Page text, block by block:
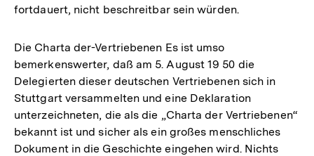
fortdauert, nicht beschreitbar sein würden.
Die Charta der-Vertriebenen Es ist umso
bemerkenswerter, daß am 5. August 19 50 die
Delegierten dieser deutschen Vertriebenen sich in
Stuttgart versammelten und eine Deklaration
unterzeichneten, die als die „Charta der Vertriebenen“
bekannt ist und sicher als ein großes menschliches
Dokument in die Geschichte eingehen wird. Nichts